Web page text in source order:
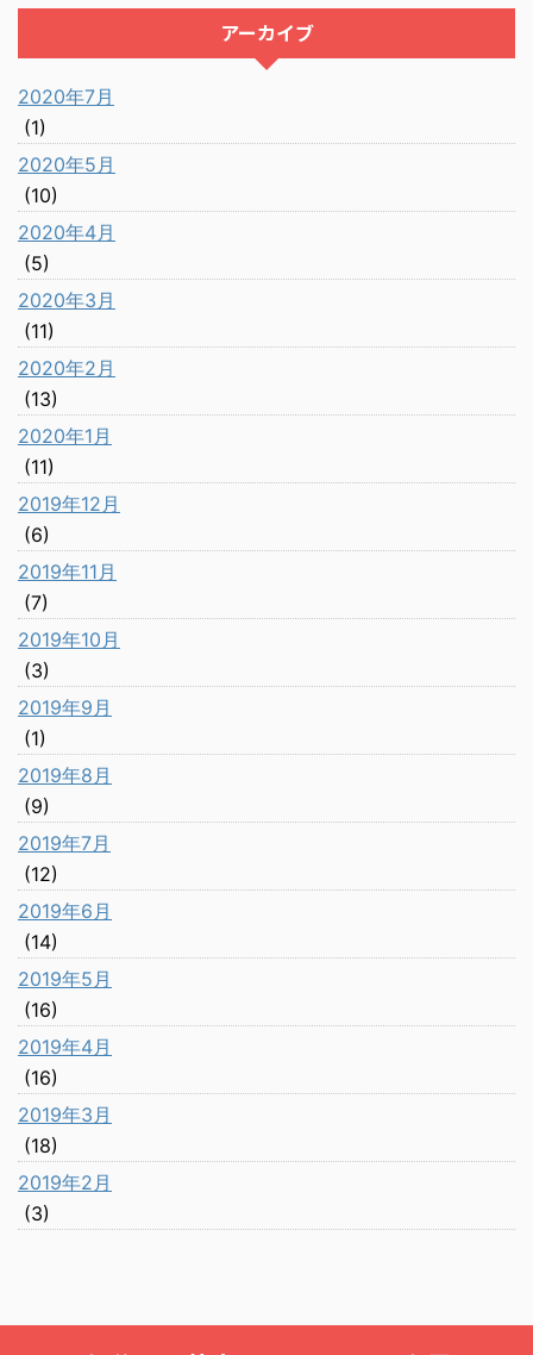
アーカイブ
2020年7月
(1)
2020年5月
(10)
2020年4月
(5)
2020年3月
(11)
2020年2月
(13)
2020年1月
(11)
2019年12月
(6)
2019年11月
(7)
2019年10月
(3)
2019年9月
(1)
2019年8月
(9)
2019年7月
(12)
2019年6月
(14)
2019年5月
(16)
2019年4月
(16)
2019年3月
(18)
2019年2月
(3)